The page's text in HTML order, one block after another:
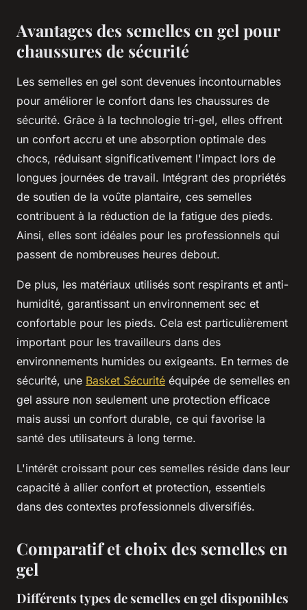
Avantages des semelles en gel pour
chaussures de sécurité
Les semelles en gel sont devenues incontournables
pour améliorer le confort dans les chaussures de
sécurité. Grâce à la technologie tri-gel, elles offrent
un confort accru et une absorption optimale des
chocs, réduisant significativement l'impact lors de
longues journées de travail. Intégrant des propriétés
de soutien de la voûte plantaire, ces semelles
contribuent à la réduction de la fatigue des pieds.
Ainsi, elles sont idéales pour les professionnels qui
passent de nombreuses heures debout.
De plus, les matériaux utilisés sont respirants et anti-
humidité, garantissant un environnement sec et
confortable pour les pieds. Cela est particulièrement
important pour les travailleurs dans des
environnements humides ou exigeants. En termes de
sécurité, une Basket Sécurité équipée de semelles en
gel assure non seulement une protection efficace
mais aussi un confort durable, ce qui favorise la
santé des utilisateurs à long terme.
L'intérêt croissant pour ces semelles réside dans leur
capacité à allier confort et protection, essentiels
dans des contextes professionnels diversifiés.
Comparatif et choix des semelles en
gel
Différents types de semelles en gel disponibles